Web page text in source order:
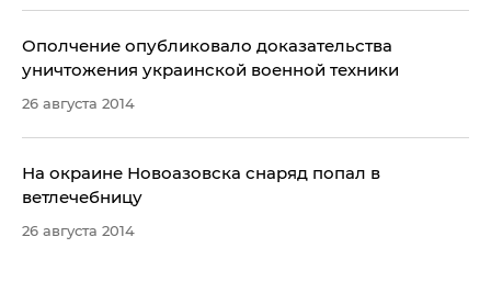
Ополчение опубликовало доказательства
уничтожения украинской военной техники
26 августа 2014
На окраине Новоазовска снаряд попал в
ветлечебницу
26 августа 2014